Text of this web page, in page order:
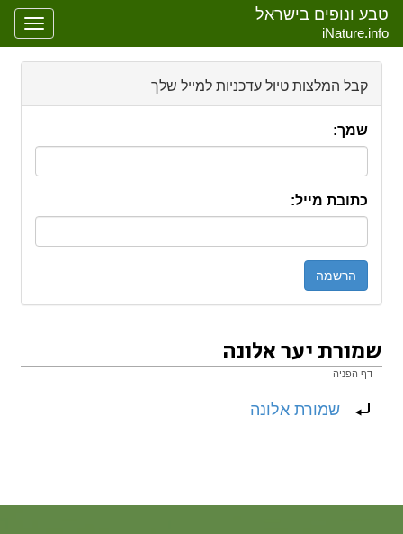
טבע ונופים בישראל
iNature.info
קבל המלצות טיול עדכניות למייל שלך
שמך:
כתובת מייל:
שמורת יער אלונה
דף הפניה
הפניה ל: שמורת אלונה